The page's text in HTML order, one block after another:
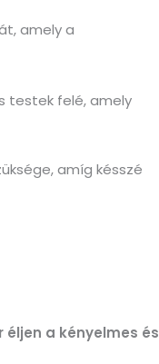
amely a
testek felé, amely
amíg késszé
a kényelmes és